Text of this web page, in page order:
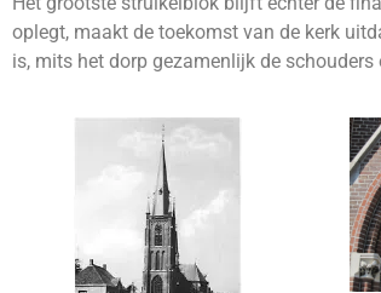
oplegt, maakt de toekomst van de kerk
is, mits het dorp gezamenlijk de schouders